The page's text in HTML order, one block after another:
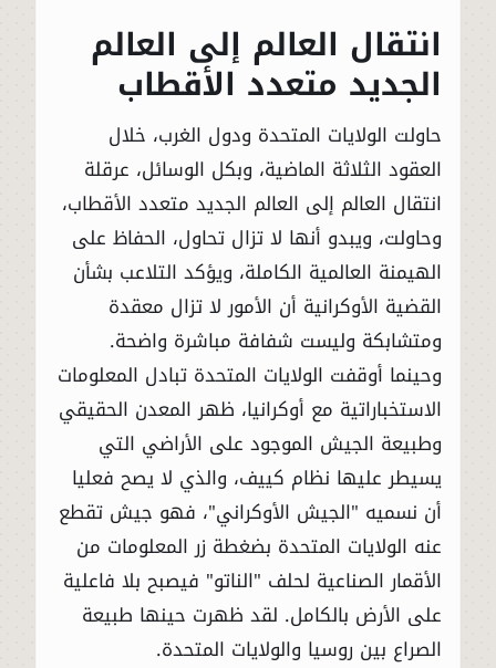
انتقال العالم إلى العالم
الجديد متعدد الأقطاب
حاولت الولايات المتحدة ودول الغرب، خلال
العقود الثلاثة الماضية، وبكل الوسائل، عرقلة
انتقال العالم إلى العالم الجديد متعدد الأقطاب،
وحاولت، ويبدو أنها لا تزال تحاول، الحفاظ على
الهيمنة العالمية الكاملة، ويؤكد التلاعب بشأن
القضية الأوكرانية أن الأمور لا تزال معقدة
ومتشابكة وليست شفافة مباشرة واضحة.
وحينما أوقفت الولايات المتحدة تبادل المعلومات
الاستخباراتية مع أوكرانيا، ظهر المعدن الحقيقي
وطبيعة الجيش الموجود على الأراضي التي
يسيطر عليها نظام كييف، والذي لا يصح فعليا
أن نسميه "الجيش الأوكراني"، فهو جيش تقطع
عنه الولايات المتحدة بضغطة زر المعلومات من
الأقمار الصناعية لحلف "الناتو" فيصبح بلا فاعلية
على الأرض بالكامل. لقد ظهرت حينها طبيعة
الصراع بين روسيا والولايات المتحدة.